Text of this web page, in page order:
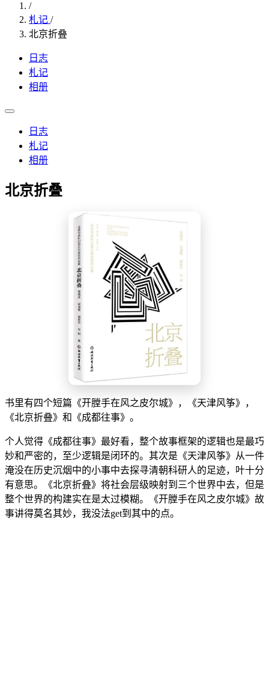
/
札记 /
北京折叠
日志
札记
相册
日志
札记
相册
北京折叠
书里有四个短篇《开膛手在风之皮尔城》，《天津风筝》，
《北京折叠》和《成都往事》。
个人觉得《成都往事》最好看，整个故事框架的逻辑也是最巧
妙和严密的，至少逻辑是闭环的。其次是《天津风筝》从一件
淹没在历史沉烟中的小事中去探寻清朝科研人的足迹，叶十分
有意思。《北京折叠》将社会层级映射到三个世界中去，但是
整个世界的构建实在是太过模糊。《开膛手在风之皮尔城》故
事讲得莫名其妙，我没法get到其中的点。